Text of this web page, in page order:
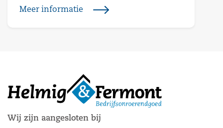
Meer informatie
Wij zijn aangesloten bij